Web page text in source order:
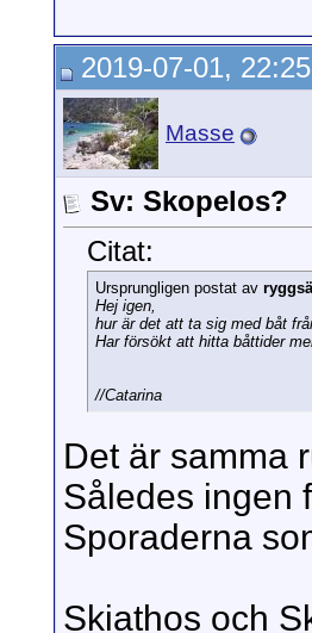
2019-07-01, 22:25
Masse
Sv: Skopelos?
Citat:
Ursprungligen postat av
Hej igen,
hur är det att ta sig med båt
Har försökt att hitta båttider
//Catarina
Det är samma
Således ingen
Sporaderna
Skiathos och